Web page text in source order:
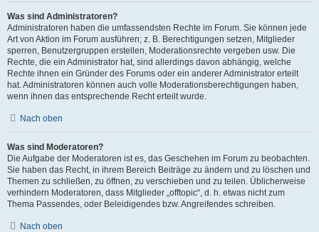
Was sind Administratoren?
Administratoren haben die umfassendsten Rechte im Forum. Sie können jede
Art von Aktion im Forum ausführen; z. B. Berechtigungen setzen, Mitglieder
sperren, Benutzergruppen erstellen, Moderationsrechte vergeben usw. Die
Rechte, die ein Administrator hat, sind allerdings davon abhängig, welche
Rechte ihnen ein Gründer des Forums oder ein anderer Administrator erteilt
hat. Administratoren können auch volle Moderationsberechtigungen haben,
wenn ihnen das entsprechende Recht erteilt wurde.
Nach oben
Was sind Moderatoren?
Die Aufgabe der Moderatoren ist es, das Geschehen im Forum zu beobachten.
Sie haben das Recht, in ihrem Bereich Beiträge zu ändern und zu löschen und
Themen zu schließen, zu öffnen, zu verschieben und zu teilen. Üblicherweise
verhindern Moderatoren, dass Mitglieder „offtopic“, d. h. etwas nicht zum
Thema Passendes, oder Beleidigendes bzw. Angreifendes schreiben.
Nach oben